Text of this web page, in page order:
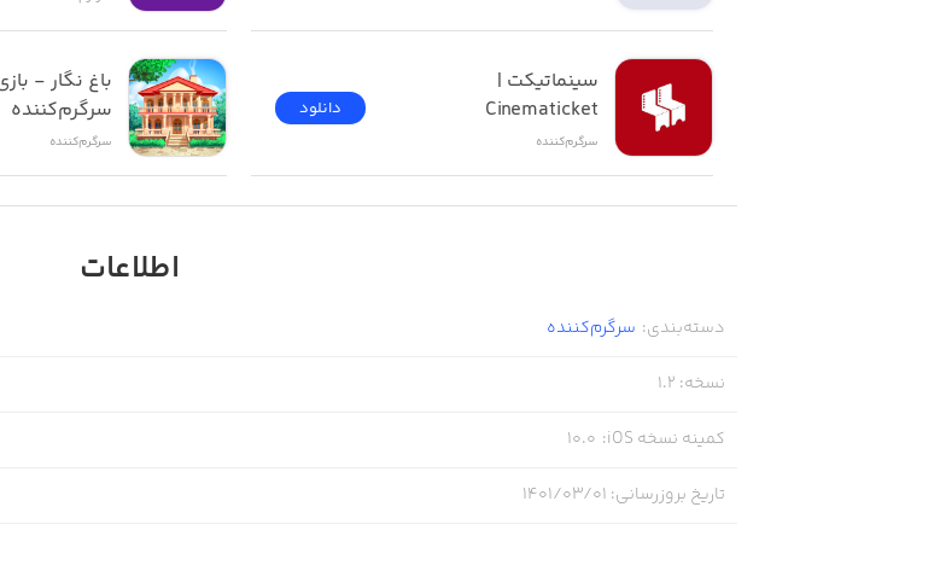
Cinematicket
سرگرم‌کننده
دانلود
سرگرم‌کننده
سرگرم‌کننده
اطلاعات
دسته‌بندی: سرگرم‌کننده
نسخه:
1.2
کمینه نسخه iOS :
10.0
تاریخ بروزرسانی: ۱۴۰۱/۰۳/۰۱